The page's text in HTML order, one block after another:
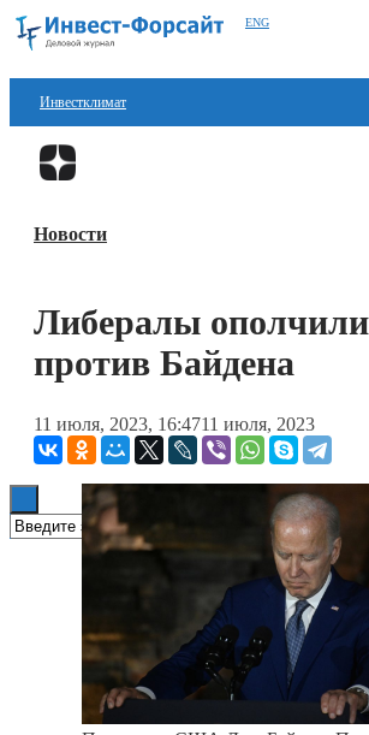
ENG
Инвестклимат
Финансы
Блокчейн
Книги
Новости
Либералы
против Байдена
11 июля, 2023, 16:4711 июля, 2023